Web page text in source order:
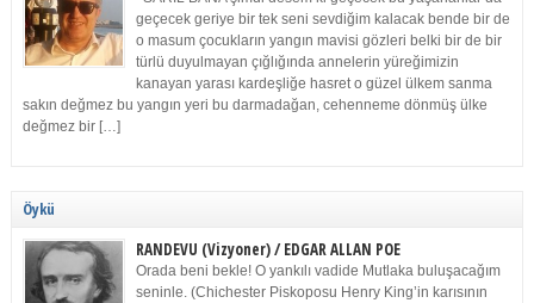
geçecek geriye bir tek seni sevdiğim kalacak bende bir de
o masum çocukların yangın mavisi gözleri belki bir de bir
türlü duyulmayan çığlığında annelerin yüreğimizin
kanayan yarası kardeşliğe hasret o güzel ülkem sanma
sakın değmez bu yangın yeri bu darmadağan, cehenneme dönmüş ülke
değmez bir […]
Öykü
RANDEVU (Vizyoner) / EDGAR ALLAN POE
Orada beni bekle! O yankılı vadide Mutlaka buluşacağım
seninle. (Chichester Piskoposu Henry King’in karısının